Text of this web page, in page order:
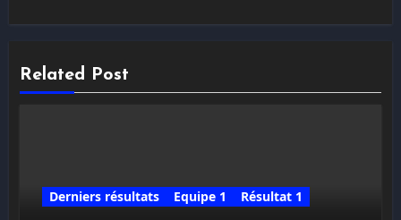
Related Post
Derniers résultats Equipe 1
Résultat 1